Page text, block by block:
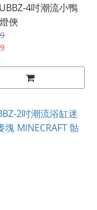
4吋潮流小鴨
俠